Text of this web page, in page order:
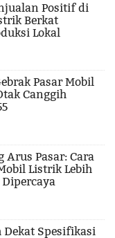
Positif di
Berkat
Lokal
Pasar Mobil
Canggih
Arus Pasar: Cara
Listrik Lebih
Spesifikasi